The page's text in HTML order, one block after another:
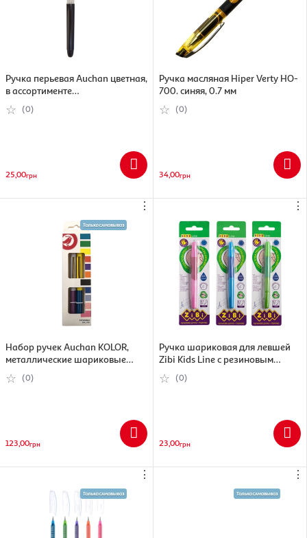
Ручка перьевая Auchan цветная,
в ассортименте
(3245676609028)
(0)
25,00грн
Ручка масляная Hiper Verty HO-
700. синяя, 0.7 мм
(0)
34,00грн
⋮
Набор ручек Auchan KOLOR,
металлические шариковые
автоматические, 2 шт, в
ассортименте
(0)
123,00грн
⋮
Ручка шариковая для левшей
Zibi Kids Line с резиновым
гриппом, синий , 0.7 мм
(4823078941138)
(0)
23,00грн
⋮ ⋮